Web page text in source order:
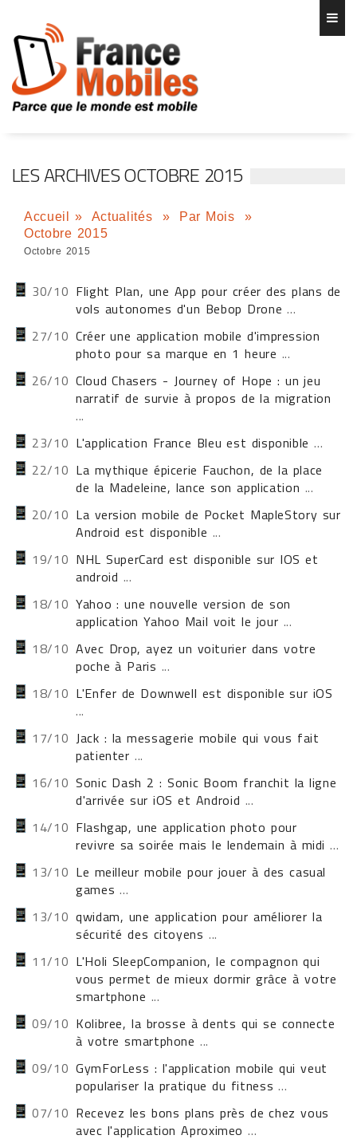
LES ARCHIVES OCTOBRE 2015
Accueil » Actualités » Par Mois
»
Octobre 2015
Octobre 2015
30/10 Flight Plan, une App pour créer des plans de
vols autonomes d'un Bebop Drone ...
27/10 Créer une application mobile d'impression
photo pour sa marque en 1 heure ...
26/10 Cloud Chasers - Journey of Hope : un jeu
narratif de survie à propos de la migration
...
23/10 L'application France Bleu est disponible...
22/10 La mythique épicerie Fauchon, de la place
de la Madeleine, lance son application ...
20/10 La version mobile de Pocket MapleStory sur
Android est disponible ...
19/10 NHL SuperCard est disponible sur IOS et
android ...
18/10 Yahoo : une nouvelle version de son
application Yahoo Mail voit le jour ...
18/10 Avec Drop, ayez un voiturier dans votre
poche à Paris ...
18/10 L'Enfer de Downwell est disponible sur iOS
...
17/10 Jack : la messagerie mobile qui vous fait
patienter ...
16/10 Sonic Dash 2 : Sonic Boom franchit la ligne
d'arrivée sur iOS et Android ...
14/10 Flashgap, une application photo pour
revivre sa soirée mais le lendemain à midi...
13/10 Le meilleur mobile pour jouer à des casual
games...
13/10 qwidam, une application pour améliorer la
sécurité des citoyens ...
11/10 L'Holi SleepCompanion, le compagnon qui
vous permet de mieux dormir grâce à votre
smartphone ...
09/10 Kolibree, la brosse à dents qui se connecte
à votre smartphone ...
09/10 GymForLess : l'application mobile qui veut
populariser la pratique du fitness...
07/10 Recevez les bons plans près de chez vous
avec l'application Aproximeo ...